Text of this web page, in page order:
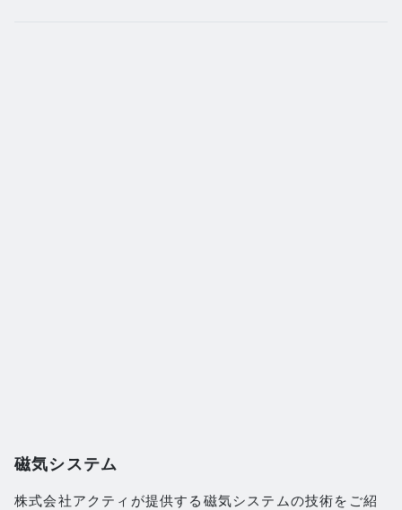
磁気システム
株式会社アクティが提供する磁気システムの技術をご紹